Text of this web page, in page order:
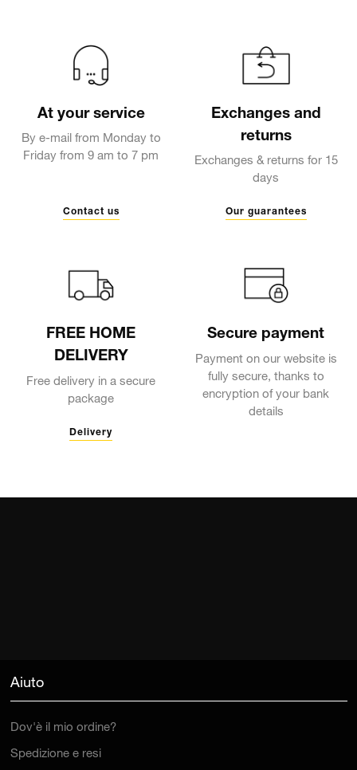
At your service
By e-mail from Monday to
Friday from 9 am to 7 pm
Contact us
Exchanges and
returns
Exchanges & returns for 15
days
Our guarantees
FREE HOME
DELIVERY
Free delivery in a secure
package
Delivery
Secure payment
Payment on our website is
fully secure, thanks to
encryption of your bank
details
Aiuto
Dov'è il mio ordine?
Spedizione e resi